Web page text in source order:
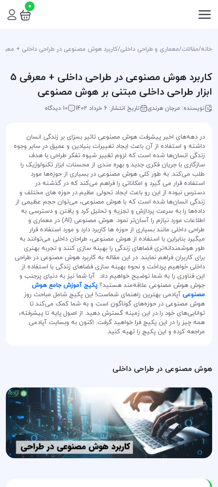
0
خانه/مقالات/معماری و طراحی داخلی/کاربرد هوش مصنوعی در طراحی داخلی + معرفی 5 ابزار‌ طراحی داخلی مبتنی بر هوش
کاربرد هوش مصنوعی در طراحی داخلی + معرفی 5
ابزار‌ طراحی داخلی مبتنی بر هوش مصنوعی
نویسنده: مرجان هرندی تاریخ انتشار: 6 خرداد 1402 10 دیدگاه
در دهه‌های اخیر پیشرفت هوش مصنوعی تاثیر بسزای بر زندگی انسان
داشته و استفاده از آن باعث ایجاد تغییرات بنیادین و عمیق در سایر وجوه
زندگی انسان‌ها شده است که لزوم تغییر شیوه تفکر طراحی با هدف
سازگاری با جریان فکری جدید و بهره مندی از محسنات ابزار تکنولوژیک را
طلب می‌کند. به طور کلی هوش مصنوعی در بسیاری از حوزه‌ها مورد
استفاده قرار می گیرد و امکاناتی را فراهم می‌کند که در گذشته در
دسترس نبوده از این رو باعث ایجاد تحولی عظیم در حوزه ‌های مختلف و
زندگی انسان‌ها شده است که با هوش مصنوعی، می‌توان حجم عظیمی از
داده‌ها را به سرعت پردازش و تجزیه و تحلیل کرد و یافتن و دسترسی به
اطلاعات مورد نیازم را آسان‌تر نمود. هوش مصنوعی (AI) در معماری و
طراحی داخلی مانند بسیاری از حوزه ها کاربرد دارد و مورد استفاده قرار
میگیرد بنابراین با استفاده از هوش مصنوعی، طراحان داخلی می‌توانند به
طور هوشمندانه‌تری فضاهای زندگی را بهینه سازی کنند و تجربه بهتری
برای کاربران فراهم نمایند. در این مقاله به کاربرد هوش مصنوعی در طراحی
داخلی خواهیم پرداخت و نحوه بهینه سازی فضاهای زندگی با استفاده از
این فناوری را به شما توضیح خواهیم داد. آیا شما نیز به دنیای پرجنب و
جوش هوش مصنوعی علاقه‌مند هستید؟پکیج آموزش جامع هوش
مصنوعیآپادمی بهترین راهنمای شماست! این پکیج شامل مباحث روز
هوش مصنوعی در حوزه‌های گوناگون است و به شما کمک می‌کند تا
توانایی‌های خود را در این زمینه گسترش دهید. از اصول پایه تا پیشرفته،
همه چیز را در این پکیج فرا خواهید گرفت. اکنون به وبسایت آپادمی
مراجعه کرده و این پکیج را تهیه کنید.
هوش مصنوعی در طراحی داخلی